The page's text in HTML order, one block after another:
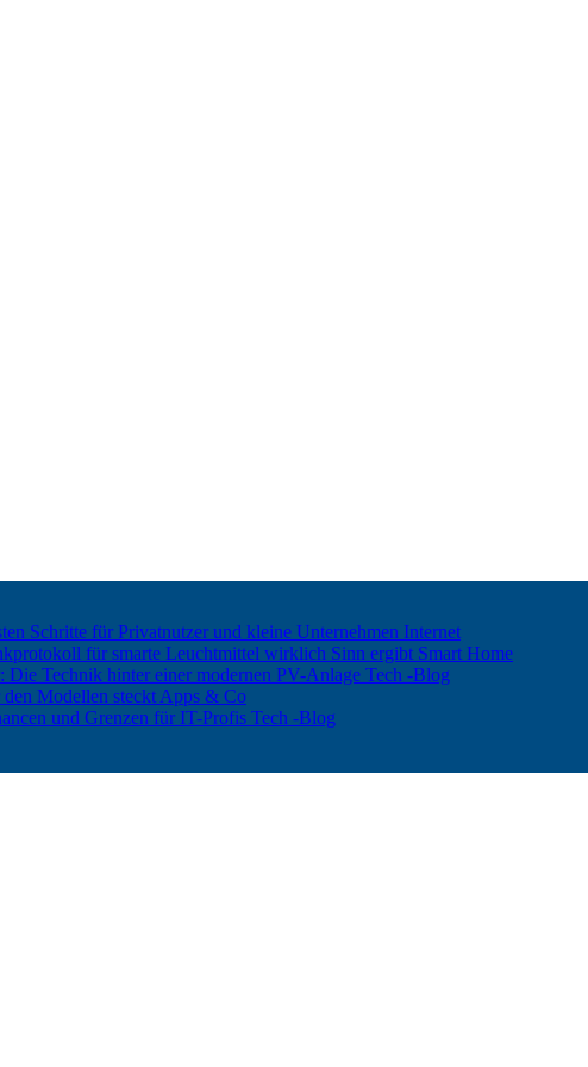
Schritte für Privatnutzer und kleine Unternehmen Internet
für smarte Leuchtmittel wirklich Sinn ergibt Smart Home
Die Technik hinter einer modernen PV-Anlage Tech -Blog
Modellen steckt Apps & Co
und Grenzen für IT-Profis Tech -Blog